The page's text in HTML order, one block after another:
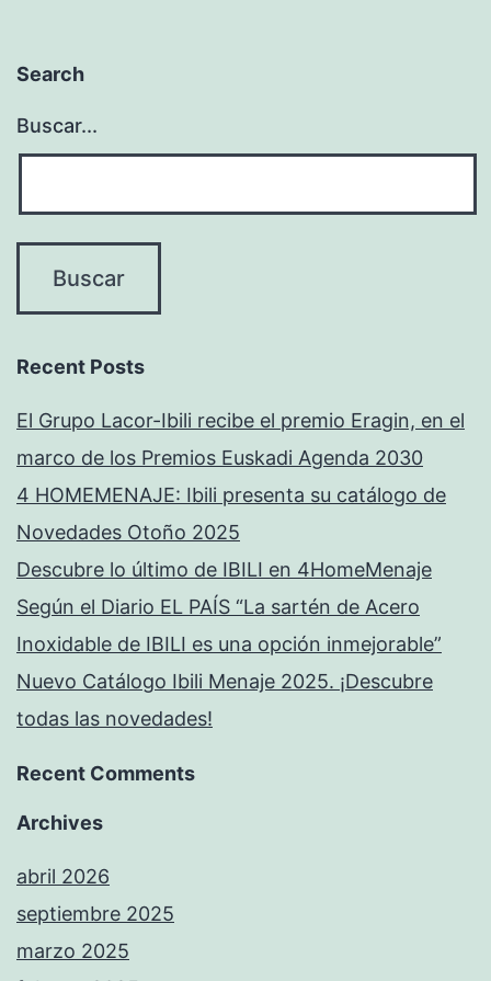
Search
Buscar...
Recent Posts
El Grupo Lacor-Ibili recibe el premio Eragin, en el
marco de los Premios Euskadi Agenda 2030
4 HOMEMENAJE: Ibili presenta su catálogo de
Novedades Otoño 2025
Descubre lo último de IBILI en 4HomeMenaje
Según el Diario EL PAÍS “La sartén de Acero
Inoxidable de IBILI es una opción inmejorable”
Nuevo Catálogo Ibili Menaje 2025. ¡Descubre
todas las novedades!
Recent Comments
Archives
abril 2026
septiembre 2025
marzo 2025